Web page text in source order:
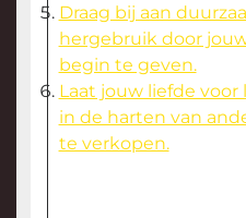
Draag bij aan
hergebruik door
begin te geven.
Laat jouw liefde
in de harten van
te verkopen.